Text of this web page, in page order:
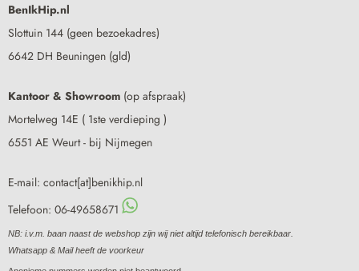
BenIkHip.nl
Slottuin 144 (geen bezoekadres)
6642 DH Beuningen (gld)
Kantoor & Showroom (op afspraak)
Mortelweg 14E ( 1ste verdieping )
6551 AE Weurt - bij Nijmegen
E-mail: contact[at]benikhip.nl
Telefoon: 06-49658671
NB: i.v.m. baan naast de webshop zijn wij niet altijd telefonisch bereikbaar.
Whatsapp & Mail heeft de voorkeur